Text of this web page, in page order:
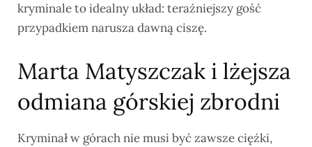
kryminale to idealny układ: teraźniejszy gość
przypadkiem narusza dawną ciszę.
Marta Matyszczak i lżejsza
odmiana górskiej zbrodni
Kryminał w górach nie musi być zawsze ciężki,